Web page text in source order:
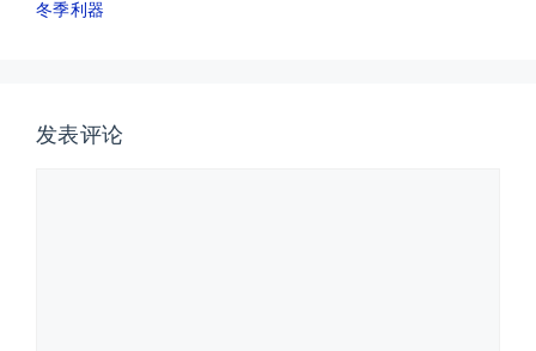
冬季利器
发表评论